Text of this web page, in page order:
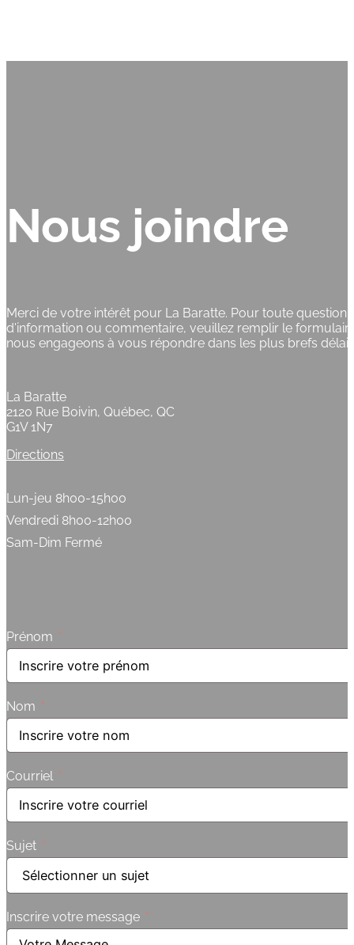
Nous joindre
Merci de votre intérêt pour La Baratte. Pour toute
d'information ou commentaire, veuillez remplir le
nous engageons à vous répondre dans les plus brefs
La Baratte
2120 Rue Boivin, Québec, QC
G1V 1N7
Directions
Lun-jeu 8h00-15h00
Vendredi 8h00-12h00
Sam-Dim Fermé
Prénom
Nom
Courriel
Sujet
Inscrire votre message